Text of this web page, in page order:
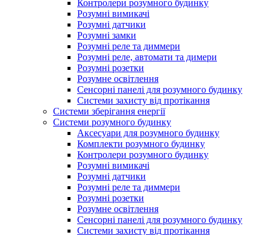
Контролери розумного будинку
Розумні вимикачі
Розумні датчики
Розумні замки
Розумні реле та диммери
Розумні реле, автомати та димери
Розумні розетки
Розумне освітлення
Сенсорні панелі для розумного будинку
Системи захисту від протікання
Системи зберігання енергії
Системи розумного будинку
Аксесуари для розумного будинку
Комплекти розумного будинку
Контролери розумного будинку
Розумні вимикачі
Розумні датчики
Розумні реле та диммери
Розумні розетки
Розумне освітлення
Сенсорні панелі для розумного будинку
Системи захисту від протікання